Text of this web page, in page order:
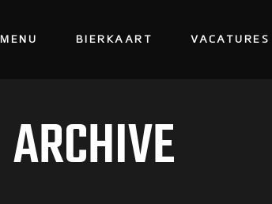
MENU BIERKAART VACATURES
ARCHIVE